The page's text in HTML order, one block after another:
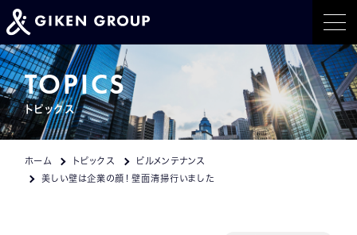
ホーム
事業紹介
TOPICS
トピックス
ホーム トピックス
ビルメンテナンス
美しい壁は企業の顔！壁面清掃行いました